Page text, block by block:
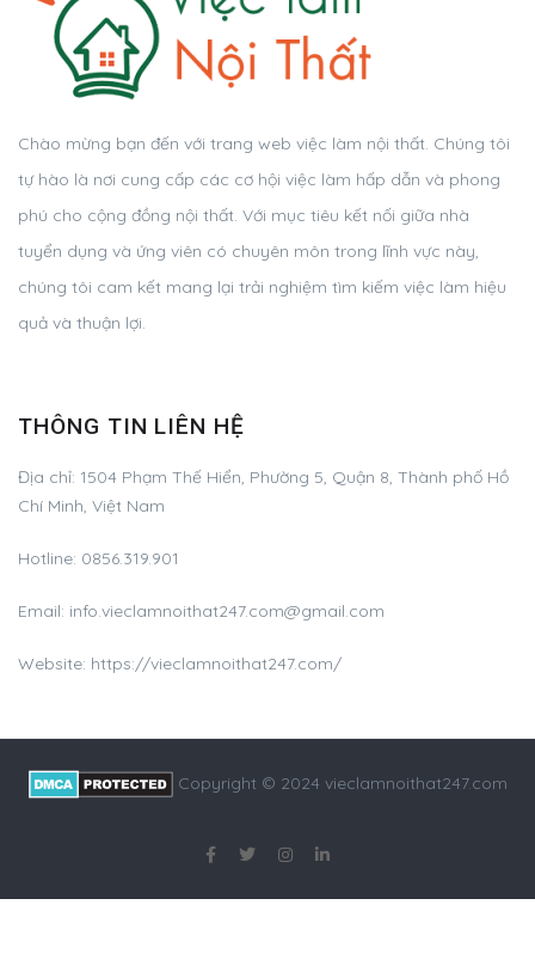
Chào mừng bạn đến với trang web việc làm nội thất. Chúng tôi
tự hào là nơi cung cấp các cơ hội việc làm hấp dẫn và phong
phú cho cộng đồng nội thất. Với mục tiêu kết nối giữa nhà
tuyển dụng và ứng viên có chuyên môn trong lĩnh vực này,
chúng tôi cam kết mang lại trải nghiệm tìm kiếm việc làm hiệu
quả và thuận lợi.
THÔNG TIN LIÊN HỆ
Địa chỉ: 1504 Phạm Thế Hiển, Phường 5, Quận 8, Thành phố Hồ
Chí Minh, Việt Nam
Hotline: 0856.319.901
Email: info.vieclamnoithat247.com@gmail.com
Website: https://vieclamnoithat247.com/
Copyright © 2024 vieclamnoithat247.com